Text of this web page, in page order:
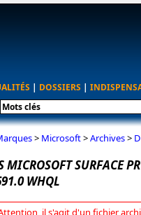
| DOSSIERS |
> Microsoft>Archives>
MICROSOFT SURFACE
WHQL
il s'agit d'un fichier